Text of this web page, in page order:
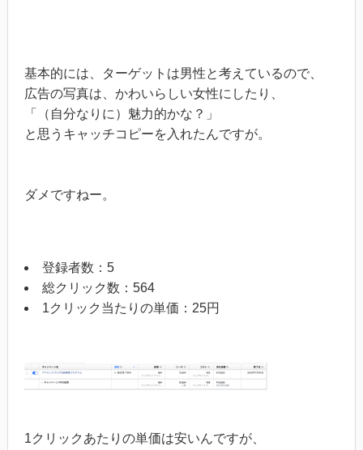
基本的には、ターゲットは男性と考えているので、
広告の写真は、かわいらしい女性にしたり、
「（自分なりに）魅力的かな？」
と思うキャッチコピーを入れたんですが。
ダメですねー。
登録者数：5
総クリック数：564
1クリック当たりの単価：25円
1クリックあたりの単価は安いんですが、